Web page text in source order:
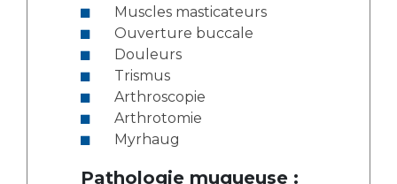
Muscles masticateurs
Ouverture buccale
Douleurs
Trismus
Arthroscopie
Arthrotomie
Myrhaug
Pathologie muqueuse :